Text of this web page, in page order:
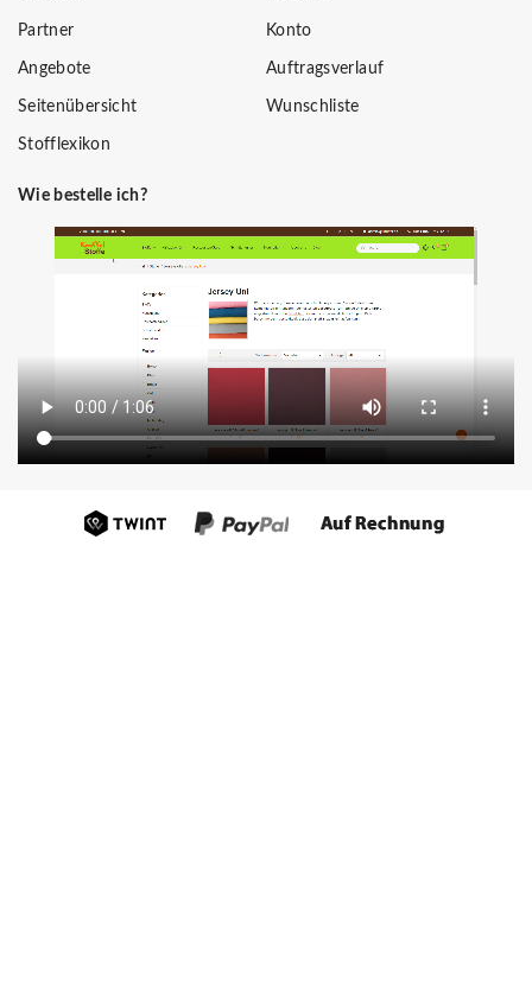
Partner
Angebote
Seitenübersicht
Stofflexikon
Konto
Auftragsverlauf
Wunschliste
Wie bestelle ich?